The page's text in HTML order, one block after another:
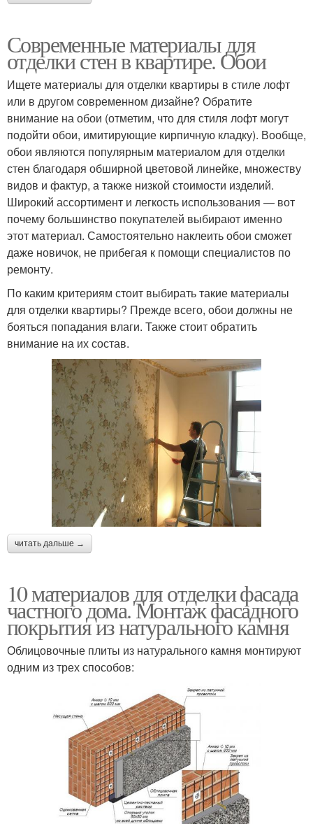
Современные материалы для
отделки стен в квартире. Обои
Ищете материалы для отделки квартиры в стиле лофт
или в другом современном дизайне? Обратите
внимание на обои (отметим, что для стиля лофт могут
подойти обои, имитирующие кирпичную кладку). Вообще,
обои являются популярным материалом для отделки
стен благодаря обширной цветовой линейке, множеству
видов и фактур, а также низкой стоимости изделий.
Широкий ассортимент и легкость использования — вот
почему большинство покупателей выбирают именно
этот материал. Самостоятельно наклеить обои сможет
даже новичок, не прибегая к помощи специалистов по
ремонту.
По каким критериям стоит выбирать такие материалы
для отделки квартиры? Прежде всего, обои должны не
бояться попадания влаги. Также стоит обратить
внимание на их состав.
читать дальше →
10 материалов для отделки фасада
частного дома. Монтаж фасадного
покрытия из натурального камня
Облицовочные плиты из натурального камня монтируют
одним из трех способов: